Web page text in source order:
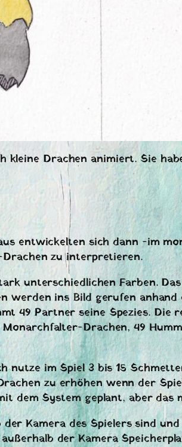
kleine Drachen animiert. Sie
entwickelten sich dann -im
Drachen zu interpretieren.
unterschiedlichen Farben.
ins Bild gerufen
49 Partner seine Spezies.
Drachen, 49
im Spiel 3 bis 15
zu erhöhen wenn der
dem System geplant, aber das
Kamera des Spielers sind
der Kamera